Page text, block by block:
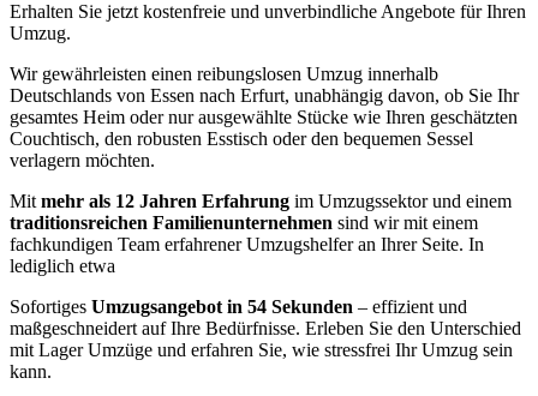
Erhalten Sie jetzt kostenfreie und unverbindliche Angebote für Ihren
Umzug.
Wir gewährleisten einen reibungslosen Umzug innerhalb
Deutschlands von Essen nach Erfurt, unabhängig davon, ob Sie Ihr
gesamtes Heim oder nur ausgewählte Stücke wie Ihren geschätzten
Couchtisch, den robusten Esstisch oder den bequemen Sessel
verlagern möchten.
Mit mehr als 12 Jahren Erfahrung im Umzugssektor und einem
traditionsreichen Familienunternehmen sind wir mit einem
fachkundigen Team erfahrener Umzugshelfer an Ihrer Seite. In
lediglich etwa
Sofortiges Umzugsangebot in 54 Sekunden – effizient und
maßgeschneidert auf Ihre Bedürfnisse. Erleben Sie den Unterschied
mit Lager Umzüge und erfahren Sie, wie stressfrei Ihr Umzug sein
kann.